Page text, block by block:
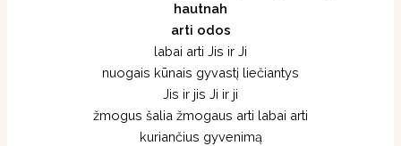
hautnah
arti odos
labai arti Jis ir Ji
nuogais kūnais gyvastį liečiantys
Jis ir jis Ji ir ji
žmogus šalia žmogaus arti labai arti
kuriančius gyvenimą